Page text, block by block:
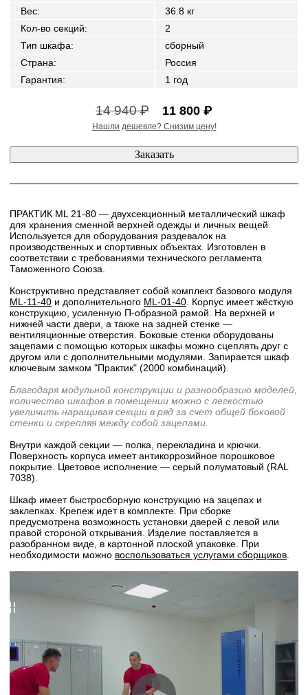
Вес:
36.8 кг
Кол-во секций:
2
Тип шкафа:
сборный
Страна:
Россия
Гарантия: 1 год
14 940 ₽ 11 800 ₽
Нашли дешевле? Снизим цену!
ПРАКТИК ML 21-80 — двухсекционный металлический шкаф
для хранения сменной верхней одежды и личных вещей.
Используется для оборудования раздевалок на
производственных и спортивных объектах. Изготовлен в
соответствии с требованиями технического регламента
Таможенного Союза.
Конструктивно представляет собой комплект базового модуля
ML-11-40 и дополнительного ML-01-40 . Корпус имеет жёсткую
конструкцию, усиленную П-образной рамой. На верхней и
нижней части двери, а также на задней стенке —
вентиляционные отверстия. Боковые стенки оборудованы
зацепами с помощью которых шкафы можно сцеплять друг с
другом или с дополнительными модулями. Запирается шкаф
ключевым замком "Практик" (2000 комбинаций).
Благодаря модульной конструкции и разнообразию моделей,
количество шкафов в помещении можно с легкостью
увеличить наращивая секции в ряд за счет общей боковой
стенки и скрепляя между собой зацепами.
Внутри каждой секции — полка, перекладина и крючки.
Поверхность корпуса имеет антикоррозийное порошковое
покрытие. Цветовое исполнение — серый полуматовый (RAL
7038).
Шкаф имеет быстросборную конструкцию на зацепах и
заклепках. Крепеж идет в комплекте. При сборке
предусмотрена возможность установки дверей с левой или
правой стороной открывания. Изделие поставляется в
разобранном виде, в картонной плоской упаковке. При
необходимости можно воспользоваться услугами сборщиков